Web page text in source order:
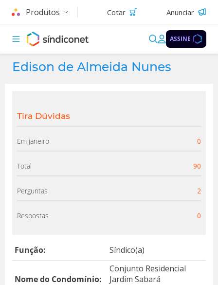
Produtos Cotar Anunciar
ASSINE
Edison de Almeida Nunes
Tira Dúvidas
Em janeiro 0
Total 90
Perguntas 2
Respostas 0
Função: Síndico(a)
Nome do Condomínio:
Conjunto Residencial
Jardim Sabará